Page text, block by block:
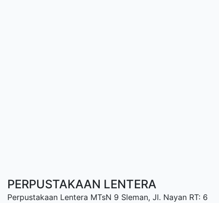
PERPUSTAKAAN LENTERA
Perpustakaan Lentera MTsN 9 Sleman, Jl. Nayan RT: 6